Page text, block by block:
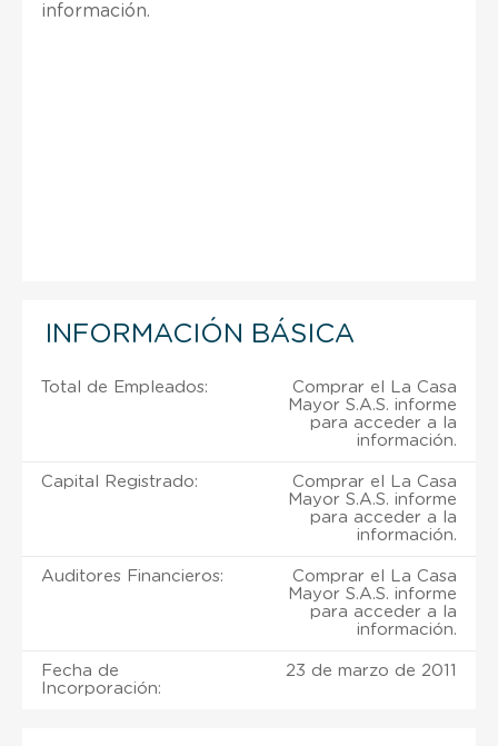
información.
INFORMACIÓN BÁSICA
Total de Empleados:
Comprar el La Casa
Mayor S.A.S. informe
para acceder a la
información.
Capital Registrado:
Comprar el La Casa
Mayor S.A.S. informe
para acceder a la
información.
Auditores Financieros:
Comprar el La Casa
Mayor S.A.S. informe
para acceder a la
información.
Fecha de
Incorporación:
23 de marzo de 2011